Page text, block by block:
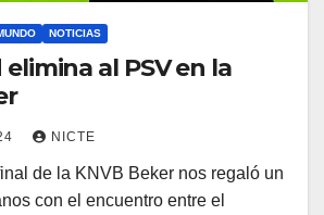
NOTICIAS
al PSV en la
NICTE
de la KNVB Beker nos regaló un
con el encuentro entre el